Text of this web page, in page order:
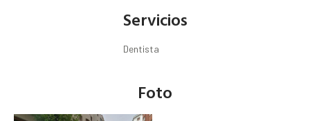
Servicios
Dentista
Foto